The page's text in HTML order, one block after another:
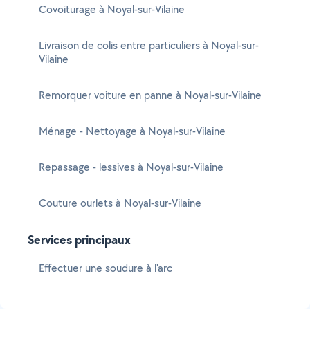
Covoiturage à Noyal-sur-Vilaine
Livraison de colis entre particuliers à Noyal-sur-
Vilaine
Remorquer voiture en panne à Noyal-sur-Vilaine
Ménage - Nettoyage à Noyal-sur-Vilaine
Repassage - lessives à Noyal-sur-Vilaine
Couture ourlets à Noyal-sur-Vilaine
Services principaux
Effectuer une soudure à l'arc